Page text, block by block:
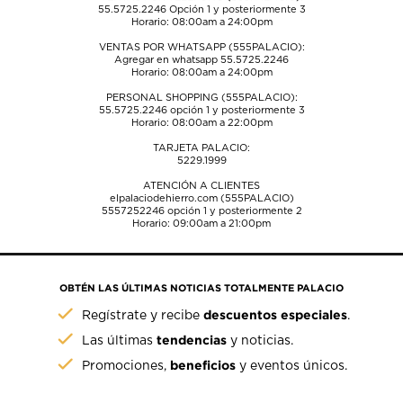
55.5725.2246Opción 1 y posteriormente 3
Horario: 08:00am a 24:00pm
VENTAS POR WHATSAPP (555PALACIO):
Agregar en whatsapp 55.5725.2246
Horario: 08:00am a 24:00pm
PERSONAL SHOPPING (555PALACIO):
55.5725.2246opción 1 y posteriormente 3
Horario: 08:00am a 22:00pm
TARJETA PALACIO:
5229.1999
ATENCIÓN A CLIENTES
elpalaciodehierro.com (555PALACIO)
5557252246opción 1 y posteriormente 2
Horario: 09:00am a 21:00pm
OBTÉN LAS ÚLTIMAS NOTICIAS TOTALMENTE PALACIO
Regístrate y recibedescuentos especiales.
Las últimastendencias y noticias.
Promociones, beneficios y eventos únicos.